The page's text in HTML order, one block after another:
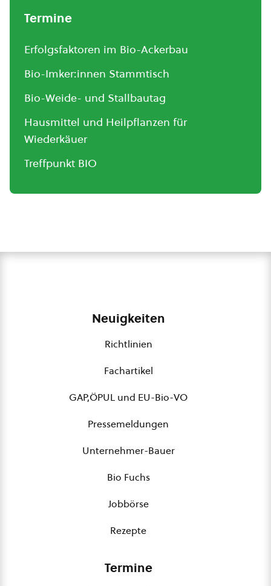
Termine
Erfolgsfaktoren im Bio-Ackerbau
Bio-Imker:innen Stammtisch
Bio-Weide- und Stallbautag
Hausmittel und Heilpflanzen für
Wiederkäuer
Treffpunkt BIO
Neuigkeiten
Richtlinien
Fachartikel
GAP,ÖPUL und EU-Bio-VO
Pressemeldungen
Unternehmer-Bauer
Bio Fuchs
Jobbörse
Rezepte
Termine